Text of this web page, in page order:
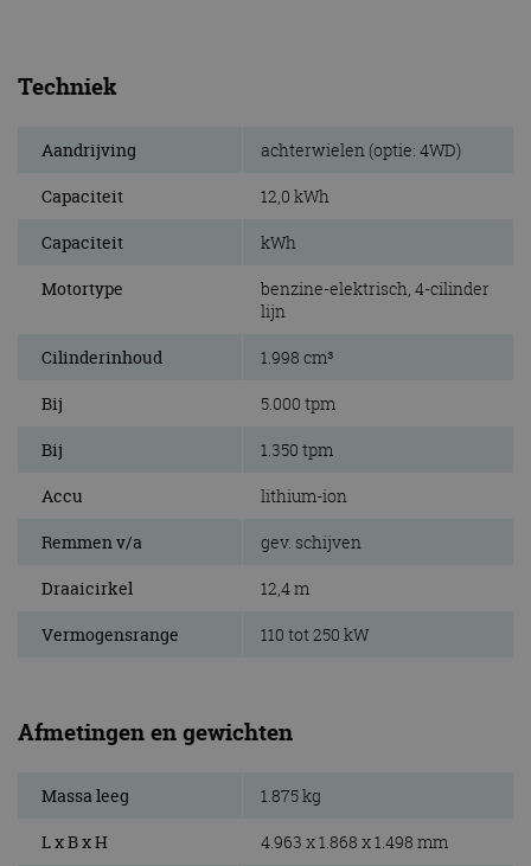
Techniek
Aandrijving achterwielen (optie: 4WD)
Capaciteit 12,0 kWh
Capaciteit kWh
Motortype
benzine-elektrisch, 4-cilinder
lijn
Cilinderinhoud 1.998 cm³
Bij 5.000 tpm
Bij 1.350 tpm
Accu lithium-ion
Remmen v/a gev. schijven
Draaicirkel 12,4 m
Vermogensrange 110 tot 250 kW
Afmetingen en gewichten
Massa leeg 1.875 kg
L x B x H 4.963 x 1.868 x 1.498 mm